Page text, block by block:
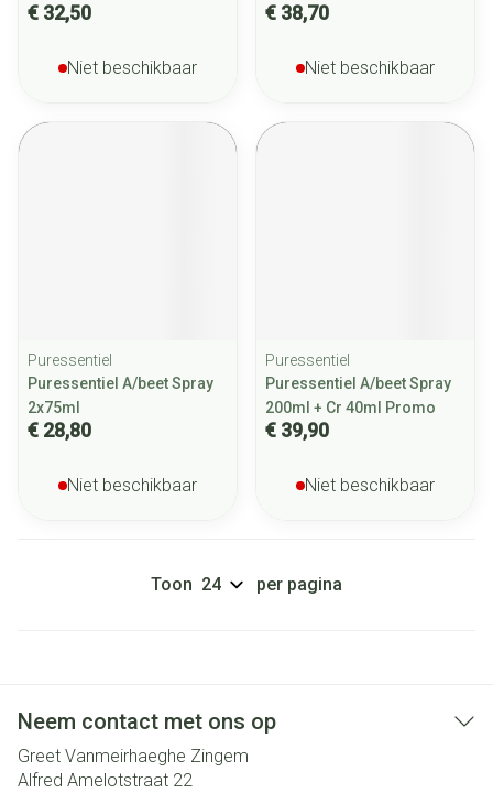
€ 32,50
Niet beschikbaar
€ 38,70
Niet beschikbaar
Puressentiel
Puressentiel A/beet Spray
2x75ml
€ 28,80
Niet beschikbaar
Puressentiel
Puressentiel A/beet Spray
200ml + Cr 40ml Promo
€ 39,90
Niet beschikbaar
Toon per pagina
Neem contact met ons op
Greet Vanmeirhaeghe Zingem
Alfred Amelotstraat 22